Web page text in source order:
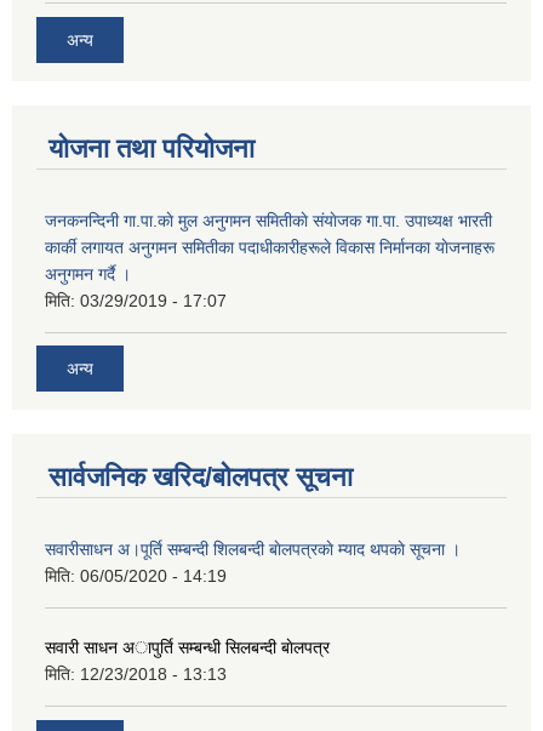
अन्य
योजना तथा परियोजना
जनकनन्दिनी गा.पा.काे मुल अनुगमन समितीकाे संयाेजक गा.पा. उपाध्यक्ष भारती
कार्की लगायत अनुगमन समितीका पदाधीकारीहरूले विकास निर्मानका याेजनाहरू
अनुगमन गर्दै ।
मिति: 03/29/2019 - 17:07
अन्य
सार्वजनिक खरिद/बोलपत्र सूचना
सवारीसाधन अ।पूर्ति सम्बन्दी शिलबन्दी बाेलपत्रकाे म्याद थपकाे सूचना ।
मिति: 06/05/2020 - 14:19
सवारी साधन अापुर्ति सम्बन्धी सिलबन्दी बाेलपत्र
मिति: 12/23/2018 - 13:13